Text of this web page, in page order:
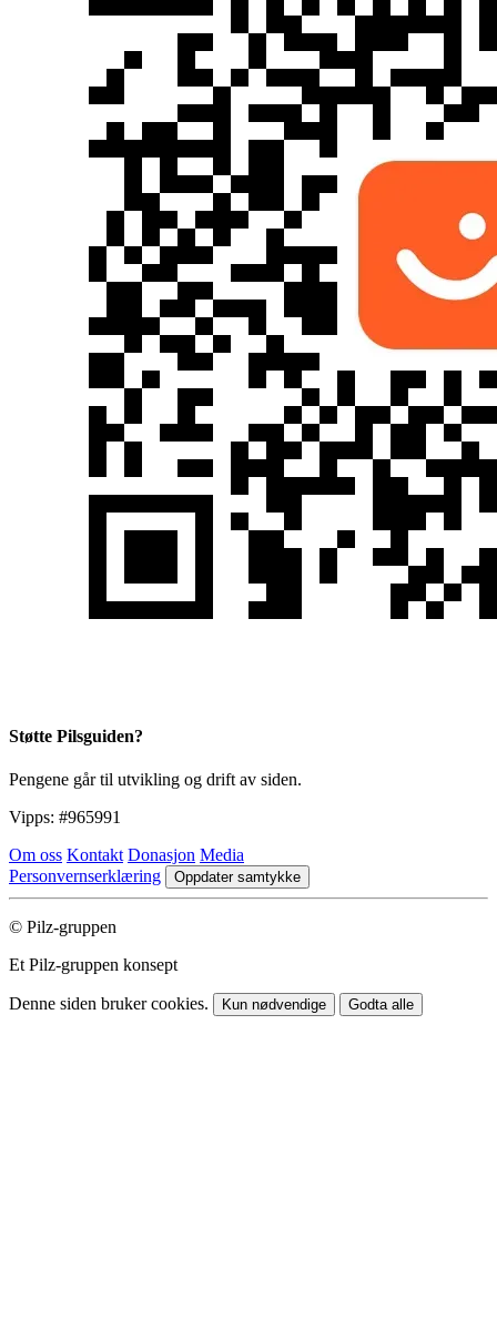
Støtte Pilsguiden?
Pengene går til utvikling og drift av siden.
Vipps: #965991
Om oss Kontakt Donasjon Media
Personvernserklæring
Oppdater samtykke
© Pilz-gruppen
Et Pilz-gruppen konsept
Denne siden bruker cookies. Kun nødvendige Godta alle